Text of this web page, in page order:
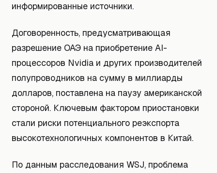
информированные источники.
Договоренность, предусматривающая
разрешение ОАЭ на приобретение AI-
процессоров Nvidia и других производителей
полупроводников на сумму в миллиарды
долларов, поставлена на паузу американской
стороной. Ключевым фактором приостановки
стали риски потенциального реэкспорта
высокотехнологичных компонентов в Китай.
По данным расследования WSJ, проблема